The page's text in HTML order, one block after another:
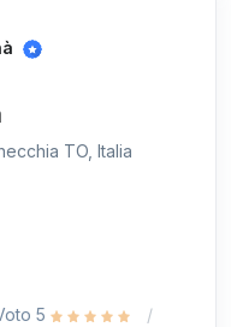
TO, Italia
5